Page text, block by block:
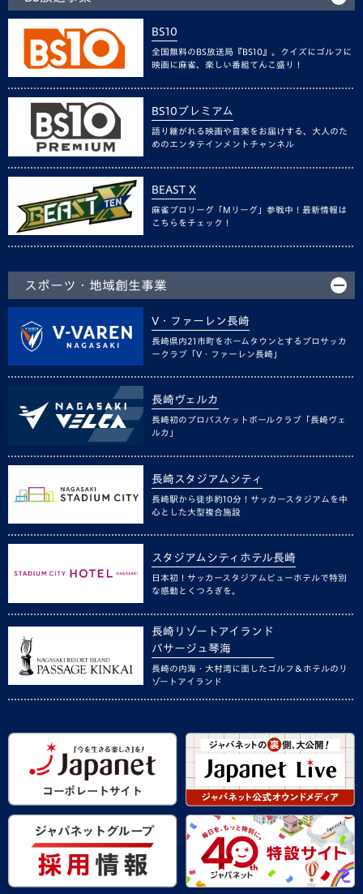
BS10
全国無料のBS放送局『BS10』。クイズにゴルフに
映画に麻雀、楽しい番組てんこ盛り！
BS10プレミアム
語り継がれる映画や音楽をお届けする、大人のた
めのエンタテインメントチャンネル
BEAST X
麻雀プロリーグ「Mリーグ」参戦中！最新情報は
こちらをチェック！
スポーツ・地域創生事業
V・ファーレン長崎
長崎県内21市町をホームタウンとするプロサッカ
ークラブ「V・ファーレン長崎」
長崎ヴェルカ
長崎初のプロバスケットボールクラブ「長崎ヴェ
ルカ」
長崎スタジアムシティ
長崎駅から徒歩約10分！サッカースタジアムを中
心とした大型複合施設
スタジアムシティホテル長崎
日本初！サッカースタジアムビューホテルで特別
な感動とくつろぎを。
長崎リゾートアイランド
パサージュ琴海
長崎の内海・大村湾に面したゴルフ＆ホテルのリ
ゾートアイランド